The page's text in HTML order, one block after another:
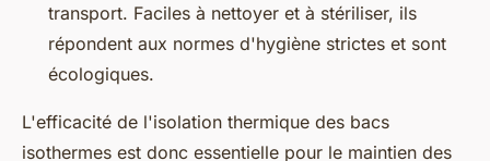
transport. Faciles à nettoyer et à stériliser, ils
répondent aux normes d'hygiène strictes et sont
écologiques.
L'efficacité de l'isolation thermique des bacs
isothermes est donc essentielle pour le maintien des